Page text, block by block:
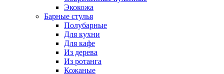
Экокожа
Барные стулья
Полубарные
Для кухни
Для кафе
Из дерева
Из ротанга
Кожаные